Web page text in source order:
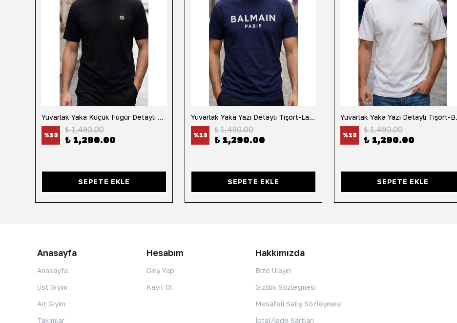
Yuvarlak Yaka Küçük Fügür Detaylı Tişört-Siyah
%13
₺ 1,490.00
₺ 1,290.00
SEPETE EKLE
Yuvarlak Yaka Yazı Detaylı Tişört-Lacivert
%13
₺ 1,490.00
₺ 1,290.00
SEPETE EKLE
%13
₺ 1,490.00
₺ 1,290.00
SEPETE EKLE
Anasayfa
Anasayfa
Üst Giyim
Alt Giyim
Takımlar
Hesabım
Giriş Yap
Kayıt Ol
Hakkımızda
Bize Ulaşın
Gizlilik Sözleşmesi
Mesafeli Satış Sözleşmesi
İptal/İade Şartları